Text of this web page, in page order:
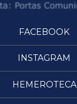
FACEBOOK
INSTAGRAM
HEMEROTECA